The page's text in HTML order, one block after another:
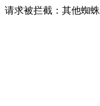
请求被拦截：其他蜘蛛